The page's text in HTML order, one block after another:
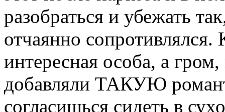
разобраться и убежать
отчаянно
интересная особа, а
добавляли ТАКУЮ
согласишься сидеть в